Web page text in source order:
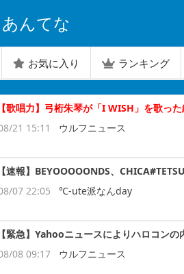
んてな
お気に入り ランキング
【歌唱力】弓桁朱琴が「I WISH」を歌っ
21 15:11
ウルフニュース
【速報】BEYOOOOONDS、
07 22:05
℃-ute派なんday
【緊急】Yahooニュースによりハロコンの
08 09:17
ウルフニュース